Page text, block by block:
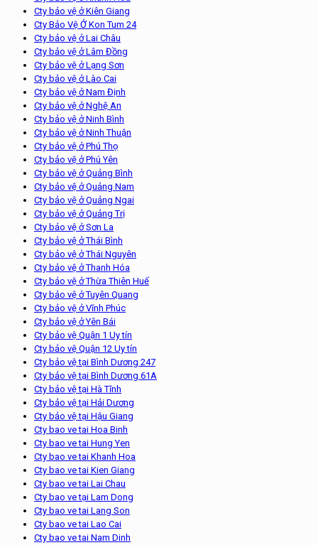
Cty bảo vệ ở Kiên Giang
Cty Bảo Vệ Ở Kon Tum 24
Cty bảo vệ ở Lai Châu
Cty bảo vệ ở Lâm Đồng
Cty bảo vệ ở Lạng Sơn
Cty bảo vệ ở Lào Cai
Cty bảo vệ ở Nam Định
Cty bảo vệ ở Nghệ An
Cty bảo vệ ở Ninh Bình
Cty bảo vệ ở Ninh Thuận
Cty bảo vệ ở Phú Thọ
Cty bảo vệ ở Phú Yên
Cty bảo vệ ở Quảng Bình
Cty bảo vệ ở Quảng Nam
Cty bảo vệ ở Quảng Ngai
Cty bảo vệ ở Quảng Trị
Cty bảo vệ ở Sơn La
Cty bảo vệ ở Thái Bình
Cty bảo vệ ở Thái Nguyên
Cty bảo vệ ở Thanh Hóa
Cty bảo vệ ở Thừa Thiên Huế
Cty bảo vệ ở Tuyên Quang
Cty bảo vệ ở Vĩnh Phúc
Cty bảo vệ ở Yên Bái
Cty bảo vệ Quận 1 Uy tín
Cty bảo vệ Quận 12 Uy tín
Cty bảo vệ tại Bình Dương 247
Cty bảo vệ tại Bình Dương 61A
Cty bảo vệ tại Hà Tĩnh
Cty bảo vệ tại Hải Dương
Cty bảo vệ tại Hậu Giang
Cty bao ve tai Hoa Binh
Cty bao ve tai Hung Yen
Cty bao ve tai Khanh Hoa
Cty bao ve tai Kien Giang
Cty bao ve tai Lai Chau
Cty bao ve tại Lam Dong
Cty bao ve tai Lang Son
Cty bao ve tai Lao Cai
Cty bao ve tai Nam Dinh